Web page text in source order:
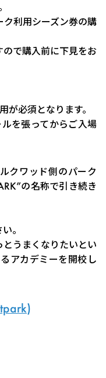
利用シーズン券の購
で購入前に下見をお
が必須となります。
を張ってからご入場
クワッド側のパーク
の名称で引き続き
。
うまくなりたいとい
アカデミーを開校し